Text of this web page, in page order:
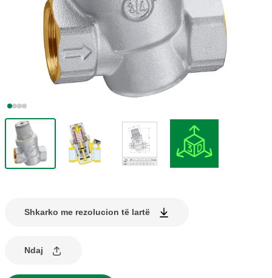
Shkarko me rezolucion të lartë
Ndaj